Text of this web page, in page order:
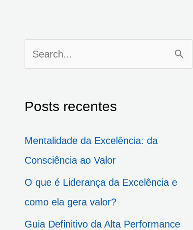
u
i
Posts recentes
Mentalidade da Excelência: da
Consciência ao Valor
O que é Liderança da Excelência e
como ela gera valor?
Guia Definitivo da Alta Performance